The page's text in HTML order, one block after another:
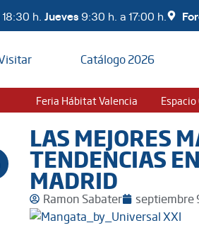
h. Jueves 9:30 h. a 17:00 h.
Catálogo 2026
Feria Hábitat Valencia Espacio
LAS MEJORES
TENDENCIAS
MADRID
Ramon Sabater septiembre